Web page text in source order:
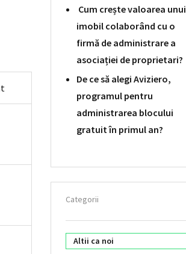
Cum crește valoarea unui
imobil colaborând cu o
firmă de administrare a
asociației de proprietari?
De ce să alegi Aviziero,
programul pentru
administrarea blocului
gratuit în primul an?
Categorii
Altii ca noi